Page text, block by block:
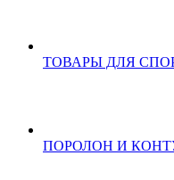
ТОВАРЫ ДЛЯ
ПОРОЛОН И